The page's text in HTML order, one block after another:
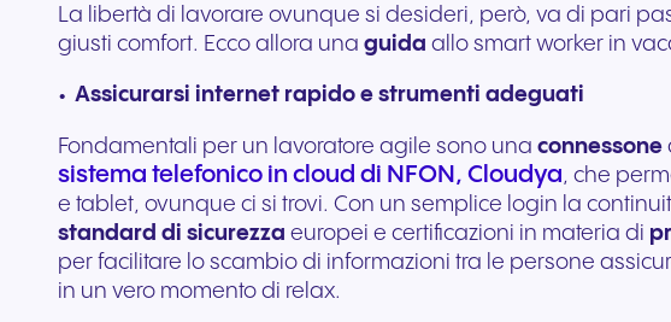
offrire
eccezionali
La libertà di lavorare ovunque si desideri, però, va di pari
giusti comfort. Ecco allora una guida allo smart worker in
Assicurarsi internet rapido e strumenti adeguati
Fondamentali per un lavoratore agile sono una connessone
sistema telefonico in cloud di NFON, Cloudya, che
e tablet, ovunque ci si trovi. Con un semplice login la
standard di sicurezza europei e certificazioni in materia di
per facilitare lo scambio di informazioni tra le persone
in un vero momento di relax.